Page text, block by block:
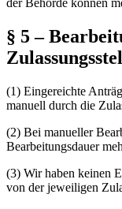
§ 5 –
(1) Eingereichte
manuell durch die
(2) Bei manueller
Bearbeitungsdauer
(3) Wir haben keinen
von der jeweiligen